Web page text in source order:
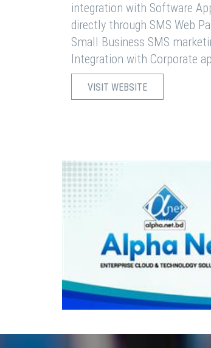
integration with Software
directly through SMS Web
Small Business SMS
Integration with Corporate
VISIT WEBSITE